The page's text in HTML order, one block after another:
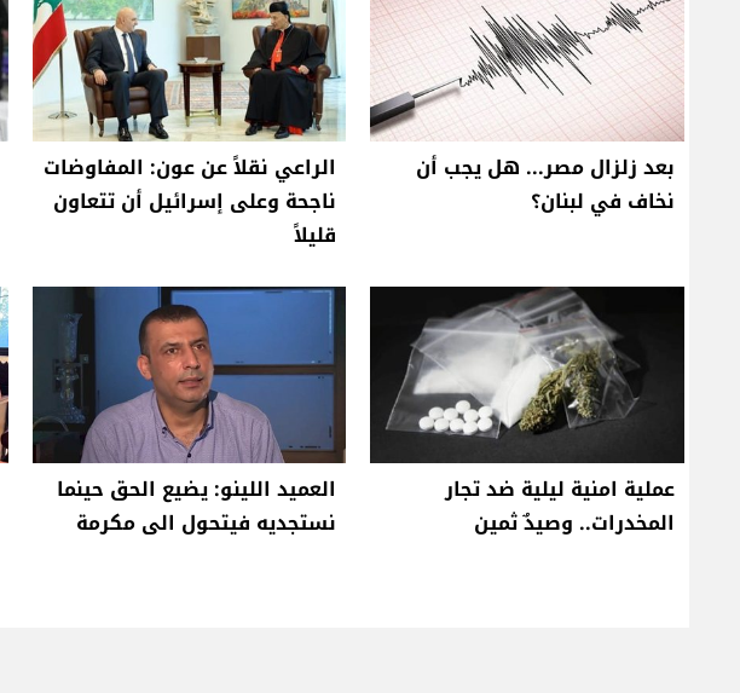
بعد زلزال مصر... هل يجب أن
نخاف في لبنان؟
الراعي نقلاً عن عون: المفاوضات
ناجحة وعلى إسرائيل أن تتعاون
قليلاً
عملية امنية ليلية ضد تجار
المخدرات.. وصيدٌ ثمين
العميد اللينو: يضيع الحق حينما
نستجديه فيتحول الى مكرمة